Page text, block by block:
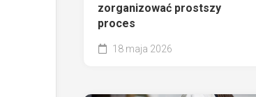
zorganizować prostszy
proces
18 maja 2026